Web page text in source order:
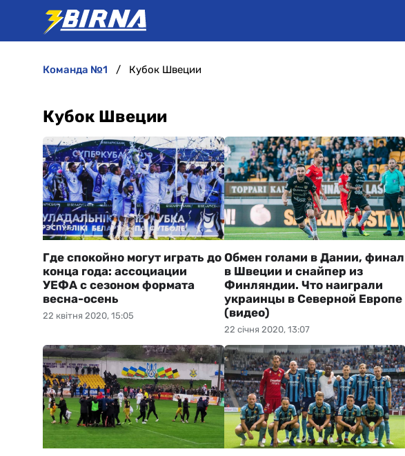
команда №1 Кубок Швеции
Кубок Швеции
22 квітня 2020, 15:05
Где спокойно могут играть до
конца года: ассоциации
УЕФА с сезоном формата
весна-осень
22 січня 2020, 13:07
Обмен голами в Дании, финал
в Швеции и снайпер из
Финляндии. Что наиграли
украинцы в Северной Европе
(видео)